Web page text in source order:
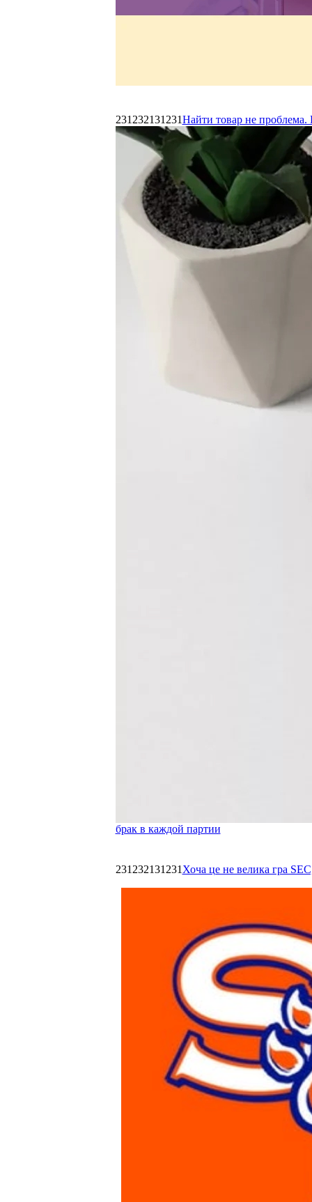
231232131231Найти товар не проблема.
брак в каждой партии
231232131231 Хоча це не велика гра